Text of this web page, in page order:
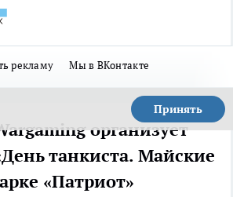
рекламу Мы в ВКонтакте
Принять
организует
танкиста. Майские
«Патриот»